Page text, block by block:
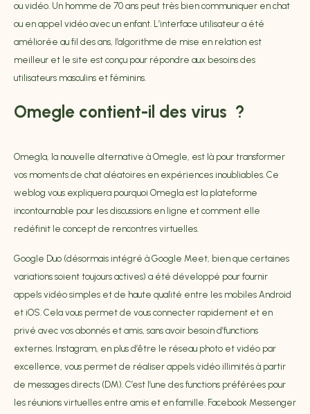
ou vidéo. Un homme de 70 ans peut très bien communiquer en chat
ou en appel vidéo avec un enfant. L’interface utilisateur a été
améliorée au fil des ans, l’algorithme de mise en relation est
meilleur et le site est conçu pour répondre aux besoins des
utilisateurs masculins et féminins.
Omegle contient-il des virus ?
Omegla, la nouvelle alternative à Omegle, est là pour transformer
vos moments de chat aléatoires en expériences inoubliables. Ce
weblog vous expliquera pourquoi Omegla est la plateforme
incontournable pour les discussions en ligne et comment elle
redéfinit le concept de rencontres virtuelles.
Google Duo (désormais intégré à Google Meet, bien que certaines
variations soient toujours actives) a été développé pour fournir
appels vidéo simples et de haute qualité entre les mobiles Android
et iOS. Cela vous permet de vous connecter rapidement et en
privé avec vos abonnés et amis, sans avoir besoin d’functions
externes. Instagram, en plus d’être le réseau photo et vidéo par
excellence, vous permet de réaliser appels vidéo illimités à partir
de messages directs (DM). C’est l’une des functions préférées pour
les réunions virtuelles entre amis et en famille. Facebook Messenger